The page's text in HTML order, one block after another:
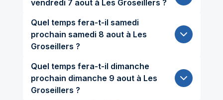
vendredi 7 aout à Les Groseillers ?
Quel temps fera-t-il samedi
prochain samedi 8 aout à Les
Groseillers ?
Quel temps fera-t-il dimanche
prochain dimanche 9 aout à Les
Groseillers ?